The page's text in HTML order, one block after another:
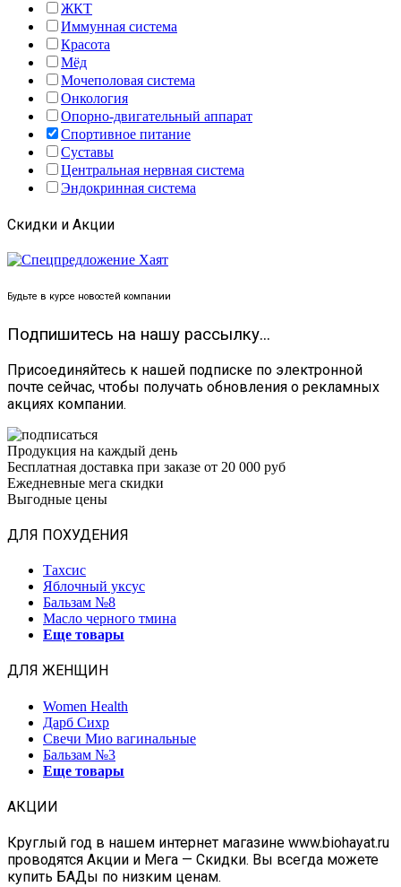
ЖКТ
Иммунная система
Красота
Мёд
Мочеполовая система
Онкология
Опорно-двигательный аппарат
Спортивное питание
Суставы
Центральная нервная система
Эндокринная система
Скидки и Акции
Будьте в курсе новостей компании
Подпишитесь на нашу рассылку...
Присоединяйтесь к нашей подписке по электронной
почте сейчас, чтобы получать обновления о рекламных
акциях компании.
Продукция на каждый день
Бесплатная доставка при заказе от 20 000 руб
Ежедневные мега скидки
Выгодные цены
ДЛЯ ПОХУДЕНИЯ
Тахсис
Яблочный уксус
Бальзам №8
Масло черного тмина
Еще товары
ДЛЯ ЖЕНЩИН
Women Health
Дарб Сихр
Свечи Мио вагинальные
Бальзам №3
Еще товары
АКЦИИ
Круглый год в нашем интернет магазине www.biohayat.ru
проводятся Акции и Мега — Скидки. Вы всегда можете
купить БАДы по низким ценам.